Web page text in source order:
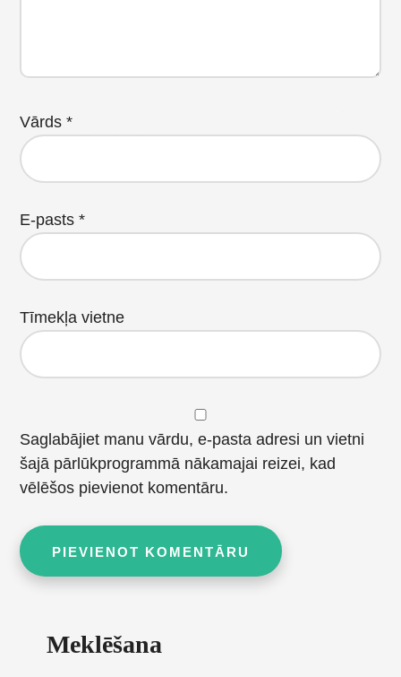
Vārds*
E-pasts*
Tīmekļa vietne
Saglabājiet manu vārdu, e-pasta adresi un vietni
šajā pārlūkprogrammā nākamajai reizei, kad
vēlēšos pievienot komentāru.
Sidebar
Meklēšana